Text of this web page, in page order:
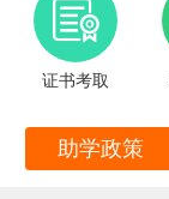
证书考取
助学政策